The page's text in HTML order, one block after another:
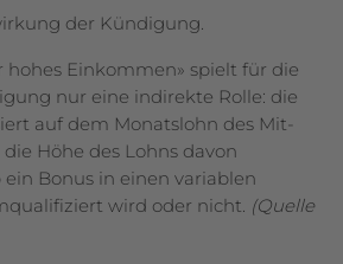
der Kündigung.
hohes Einkommen» spielt für die
nur eine indirekte Rolle: die
auf dem Monatslohn des Mit­
Höhe des Lohns davon
Bonus in einen variablen
wird oder nicht. (Quelle